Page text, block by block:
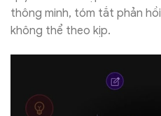
thông minh, tóm tắt phản
không thể theo kịp.